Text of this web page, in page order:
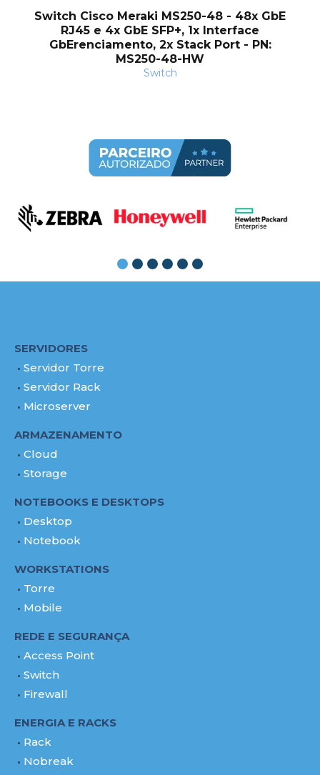
Switch Cisco Meraki MS250-48 - 48x GbE
RJ45 e 4x GbE SFP+, 1x Interface
GbErenciamento, 2x Stack Port - PN:
MS250-48-HW
Switch
SERVIDORES
Servidor Torre
Servidor Rack
Microserver
ARMAZENAMENTO
Cloud
Storage
NOTEBOOKS E DESKTOPS
Desktop
Notebook
WORKSTATIONS
Torre
Mobile
REDE E SEGURANÇA
Access Point
Switch
Firewall
ENERGIA E RACKS
Rack
Nobreak